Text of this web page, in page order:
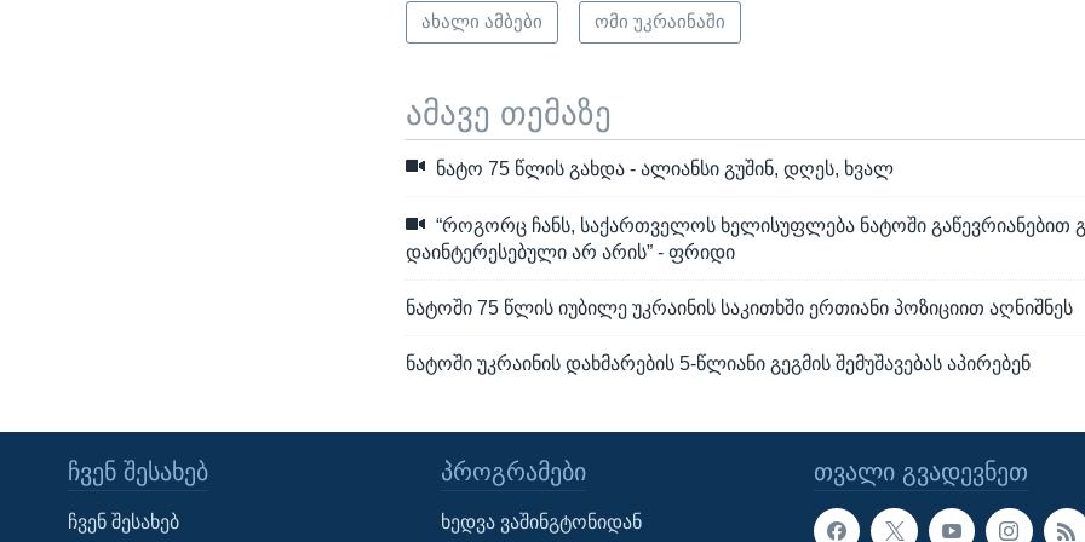
Learning English
ახალი ამბები ომი უკრაინაში
ამავე თემაზე
ნატო 75 წლის გახდა - ალიანსი გუშინ, დღეს, ხვალ
“როგორც ჩანს, საქართველოს ხელისუფლება ნატოში გაწევრიანებით
დაინტერესებული არ არის” - ფრიდი
ნატოში 75 წლის იუბილე უკრაინის საკითხში ერთიანი პოზიციით აღნიშნეს
ნატოში უკრაინის დახმარების 5-წლიანი გეგმის შემუშავებას აპირებენ
ᲗᲕᲐᲚᲘ ᲒᲕᲐᲓᲔᲕᲜᲔᲗ
ᲩᲕᲔᲜ ᲨᲔᲡᲐᲮᲔᲑ
ჩვენ შესახებ
ᲞᲠᲝᲒᲠᲐᲛᲔᲑᲘ
ხედვა ვაშინგტონიდან